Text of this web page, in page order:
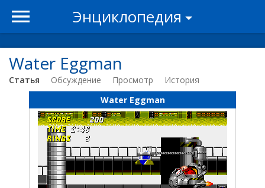
Энциклопедия
Water Eggman
Статья Обсуждение Просмотр
История
Water Eggman